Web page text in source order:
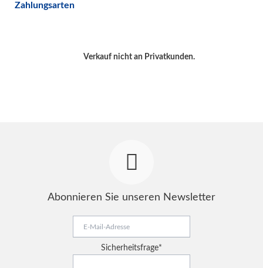
Zahlungsarten
Verkauf nicht an Privatkunden.
Abonnieren Sie unseren Newsletter
Adresse
Pflichtfeld
Sicherheitsfrage*